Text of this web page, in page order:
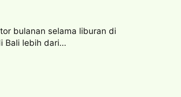
bulanan selama liburan di
Bali lebih dari…